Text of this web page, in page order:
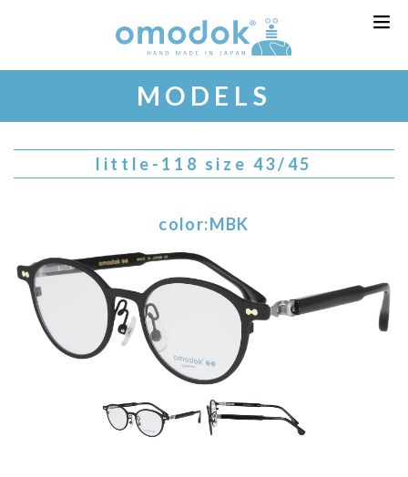
MODELS
little-118 size 43/45
color:MBK